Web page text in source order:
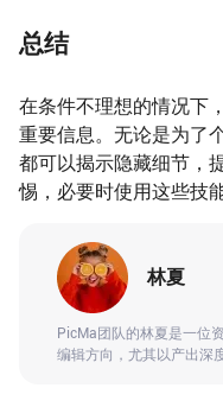
总结
在条件不理想的情况下
重要信息。无论是为了
都可以揭示隐藏细节，
惕，必要时使用这些技
林夏
PicMa团队的林夏是一位
编辑方向，尤其以产出深